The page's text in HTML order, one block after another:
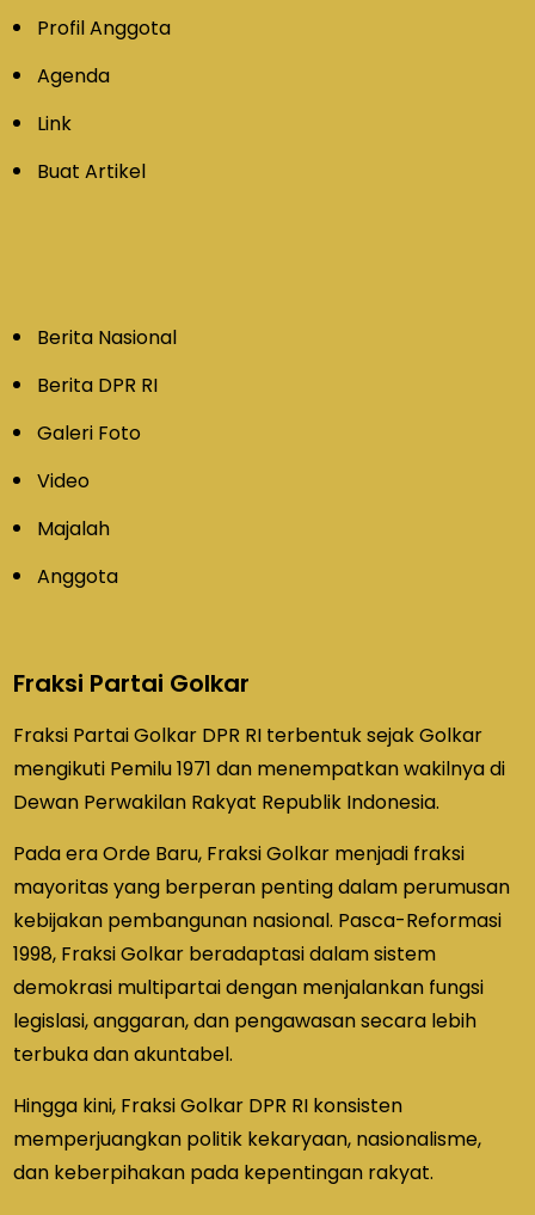
Profil Anggota
Agenda
Link
Buat Artikel
Berita Nasional
Berita DPR RI
Galeri Foto
Video
Majalah
Anggota
Fraksi Partai Golkar
Fraksi Partai Golkar DPR RI terbentuk sejak Golkar
mengikuti Pemilu 1971 dan menempatkan wakilnya di
Dewan Perwakilan Rakyat Republik Indonesia.
Pada era Orde Baru, Fraksi Golkar menjadi fraksi
mayoritas yang berperan penting dalam perumusan
kebijakan pembangunan nasional. Pasca-Reformasi
1998, Fraksi Golkar beradaptasi dalam sistem
demokrasi multipartai dengan menjalankan fungsi
legislasi, anggaran, dan pengawasan secara lebih
terbuka dan akuntabel.
Hingga kini, Fraksi Golkar DPR RI konsisten
memperjuangkan politik kekaryaan, nasionalisme,
dan keberpihakan pada kepentingan rakyat.